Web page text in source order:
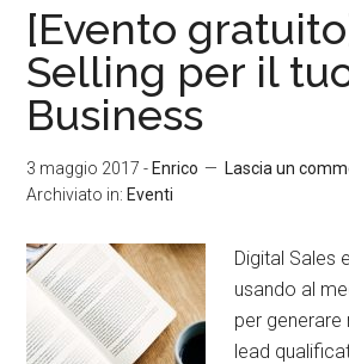
[Evento
Selling per il
Business
3 maggio 2017 - Enrico
Lascia un
Archiviato in: Eventi
Digital Sales
usando al
per
lead